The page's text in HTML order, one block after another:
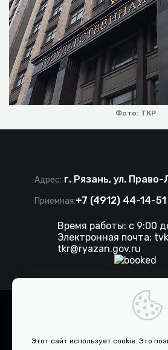
Фото: ТКР
Адрес: г. Рязань, ул.
Приемная:+7 (4912) 44-14-51
Время работы: с 9:00
Электронная почта:
tkr@ryazan.gov.ru
2026 . Все права
Разработка сайта IT-
Этот сайт использует cookie. Это